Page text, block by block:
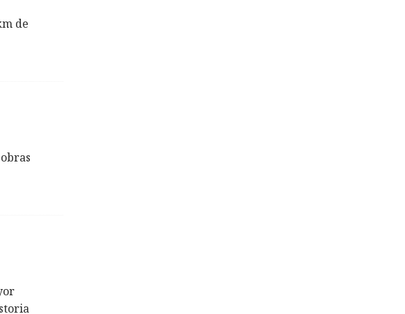
de